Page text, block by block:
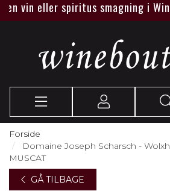
eller spiritus smagning i
Forside
Domaine Joseph Scharsch -
MUSCAT
GÅ TILBAGE